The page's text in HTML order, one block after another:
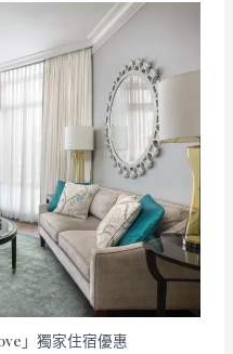
」獨家住宿優惠